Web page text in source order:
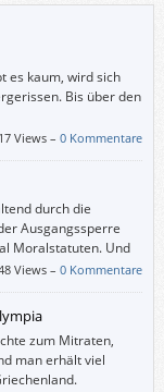
es kaum, wird sich
Bis über den
Views –0 Kommentare
durch die
Ausgangssperre
Moralstatuten. Und
verschwinden
Wer rechnet denn
Views –0 Kommentare
zum Mitraten,
man erhält viel